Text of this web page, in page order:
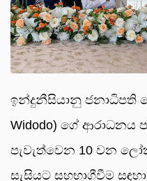
ඉන්දුනීසියානු ජනාධිපති
Widodo) ගේ ආරාධනය
පැවැත්වෙන 10 වන
සැසියට සහභාගීවීම